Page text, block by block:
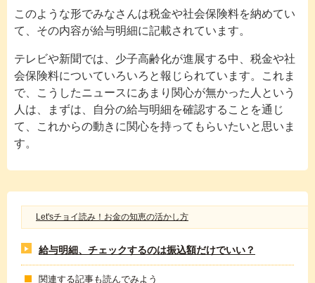
このような形でみなさんは税金や社会保険料を納めてい
て、その内容が給与明細に記載されています。
テレビや新聞では、少子高齢化が進展する中、税金や社
会保険料についていろいろと報じられています。これま
で、こうしたニュースにあまり関心が無かった人という
人は、まずは、自分の給与明細を確認することを通じ
て、これからの動きに関心を持ってもらいたいと思いま
す。
Let'sチョイ読み！お金の知恵の活かし方
給与明細、チェックするのは振込額だけでいい？
関連する記事も読んでみよう